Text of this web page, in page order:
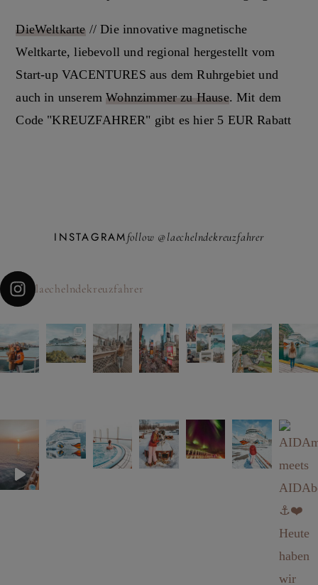
DieWeltkarte // Die innovative magnetische
Weltkarte, liebevoll und regional hergestellt vom
Start-up VACENTURES aus dem Ruhrgebiet und
auch in unseremWohnzimmer zu Hause. Mit dem
Code "KREUZFAHRER" gibt es hier 5 EUR Rabatt
INSTAGRAM follow @laechelndekreuzfahrer
laechelndekreuzfahrer